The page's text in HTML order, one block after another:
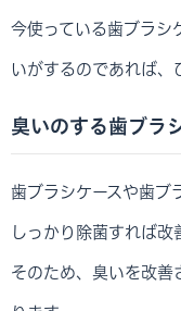
今使っている歯ブラシ
いがするのであれば、
臭いのする歯ブラ
歯ブラシケースや歯ブ
しっかり除菌すれば改
そのため、臭いを改善